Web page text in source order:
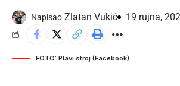
Napisao Zlatan Vukić 19 rujna,
FOTO: Plavi stroj (Facebook)